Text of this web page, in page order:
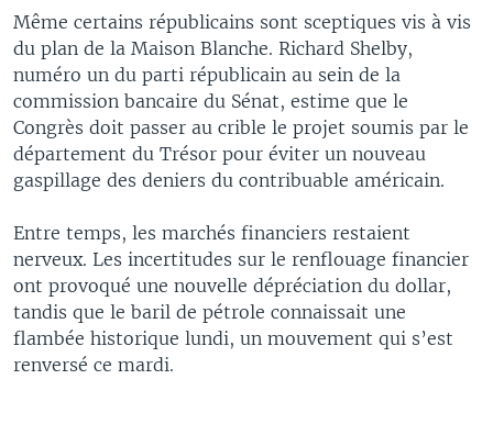
Même certains républicains sont sceptiques vis à vis
du plan de la Maison Blanche. Richard Shelby,
numéro un du parti républicain au sein de la
commission bancaire du Sénat, estime que le
Congrès doit passer au crible le projet soumis par le
département du Trésor pour éviter un nouveau
gaspillage des deniers du contribuable américain.
Entre temps, les marchés financiers restaient
nerveux. Les incertitudes sur le renflouage financier
ont provoqué une nouvelle dépréciation du dollar,
tandis que le baril de pétrole connaissait une
flambée historique lundi, un mouvement qui s’est
renversé ce mardi.